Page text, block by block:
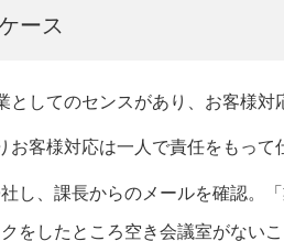
ース
としてのセンスがあり、お客様対
お客様対応は一人で責任をもって
し、課長からのメールを確認。
をしたところ空き会議室がないこ